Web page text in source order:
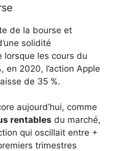
de la bourse et
solidité
lorsque les cours du
en 2020, l’action Apple
de 35 %.
aujourd’hui, comme
rentables du marché,
qui oscillait entre +
trimestres